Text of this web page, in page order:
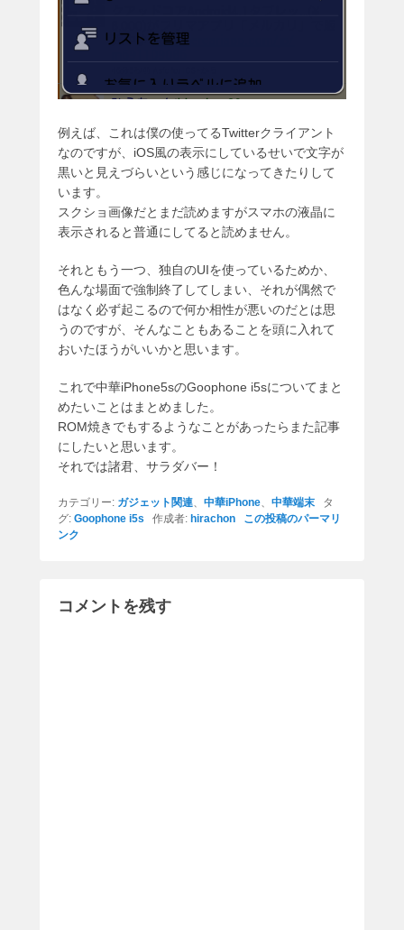
例えば、これは僕の使ってるTwitterクライアント
なのですが、iOS風の表示にしているせいで文字が
黒いと見えづらいという感じになってきたりして
います。
スクショ画像だとまだ読めますがスマホの液晶に
表示されると普通にしてると読めません。
それともう一つ、独自のUIを使っているためか、
色んな場面で強制終了してしまい、それが偶然で
はなく必ず起こるので何か相性が悪いのだとは思
うのですが、そんなこともあることを頭に入れて
おいたほうがいいかと思います。
これで中華iPhone5sのGoophone i5sについてまと
めたいことはまとめました。
ROM焼きでもするようなことがあったらまた記事
にしたいと思います。
それでは諸君、サラダバー！
カテゴリー: ガジェット関連、 中華iPhone、 中華端末 タ
グ: Goophone i5s 作成者: hirachon
この投稿のパーマリ
ンク
コメントを残す